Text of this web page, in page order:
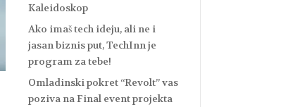
Kaleidoskop
Ako imaš tech ideju, ali ne i
jasan biznis put, TechInn je
program za tebe!
Omladinski pokret “Revolt” vas
poziva na Final event projekta